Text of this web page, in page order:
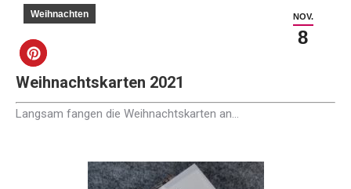
NOV.
8
Weihnachten
Weihnachtskarten 2021
Langsam fangen die Weihnachtskarten an…